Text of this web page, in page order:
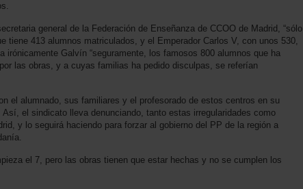
general de la Federación de Enseñanza de CCOO de Madrid, “sólo
tiene 413 alumnos matriculados, y el Emperador Carlos V, con unos 530,
irónicamente Galvín “seguramente, los famosos 800 alumnos que ha
las obras, y a cuyas familias ha pedido disculpas, se referían
el alumnado, sus familiares y el profesorado de estos centros en su
Así, el sindicato lleva denunciando, tanto estas irregularidades como
y lo seguirá haciendo para forzar al gobierno del PP de la región a
el 7, pero las obras tienen que estar hechas y no se cumplen los